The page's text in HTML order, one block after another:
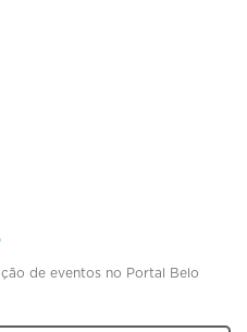
de eventos no Portal Belo